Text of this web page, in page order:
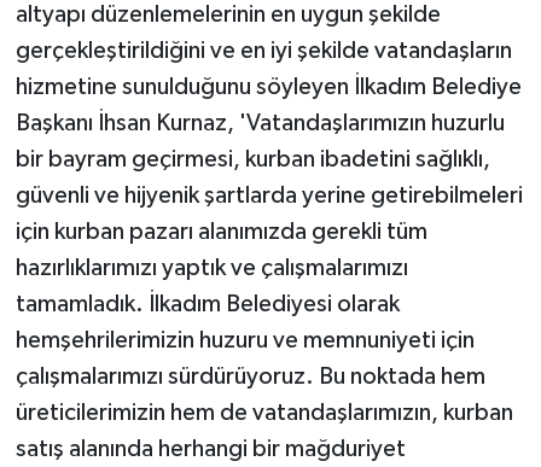
altyapı düzenlemelerinin en uygun şekilde
gerçekleştirildiğini ve en iyi şekilde vatandaşların
hizmetine sunulduğunu söyleyen İlkadım Belediye
Başkanı İhsan Kurnaz, 'Vatandaşlarımızın huzurlu
bir bayram geçirmesi, kurban ibadetini sağlıklı,
güvenli ve hijyenik şartlarda yerine getirebilmeleri
için kurban pazarı alanımızda gerekli tüm
hazırlıklarımızı yaptık ve çalışmalarımızı
tamamladık. İlkadım Belediyesi olarak
hemşehrilerimizin huzuru ve memnuniyeti için
çalışmalarımızı sürdürüyoruz. Bu noktada hem
üreticilerimizin hem de vatandaşlarımızın, kurban
satış alanında herhangi bir mağduriyet